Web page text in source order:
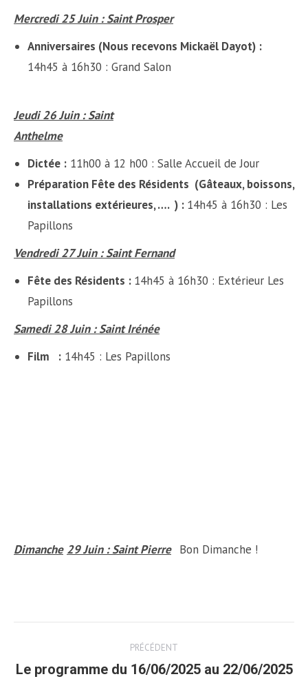
Mercredi 25 Juin : Saint Prosper
Anniversaires (Nous recevons Mickaël Dayot) :
14h45 à 16h30 : Grand Salon
Jeudi 26 Juin : Saint
Anthelme
Dictée : 11h00 à 12 h00 : Salle Accueil de Jour
Préparation Fête des Résidents (Gâteaux, boissons,
installations extérieures, …. ) : 14h45 à 16h30 : Les
Papillons
Vendredi 27 Juin : Saint Fernand
Fête des Résidents : 14h45 à 16h30 : Extérieur Les
Papillons
Samedi 28 Juin : Saint Irénée
Film : 14h45 : Les Papillons
Dimanche 29 Juin : Saint Pierre Bon Dimanche !
navigation
PRÉCÉDENT
Article
Le programme du 16/06/2025 au 22/06/2025